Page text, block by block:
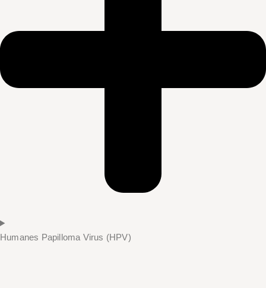
Humanes Papilloma Virus (HPV)